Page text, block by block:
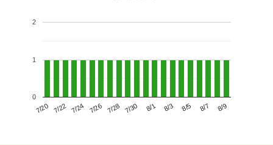
7/20 7/22 7/24 7/26 7/28 7/30 8/1 8/3 8/5 8/7 8/9
0
1
2